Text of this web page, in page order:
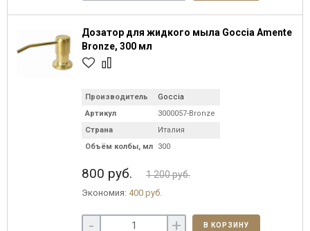
Дозатор для жидкого мыла Goccia Amente
Bronze, 300 мл
Производитель
Goccia
Артикул
3000057-Bronze
Страна
Италия
Объём колбы, мл
300
800 руб. 1 200 руб.
Экономия: 400 руб.
- + В КОРЗИНУ